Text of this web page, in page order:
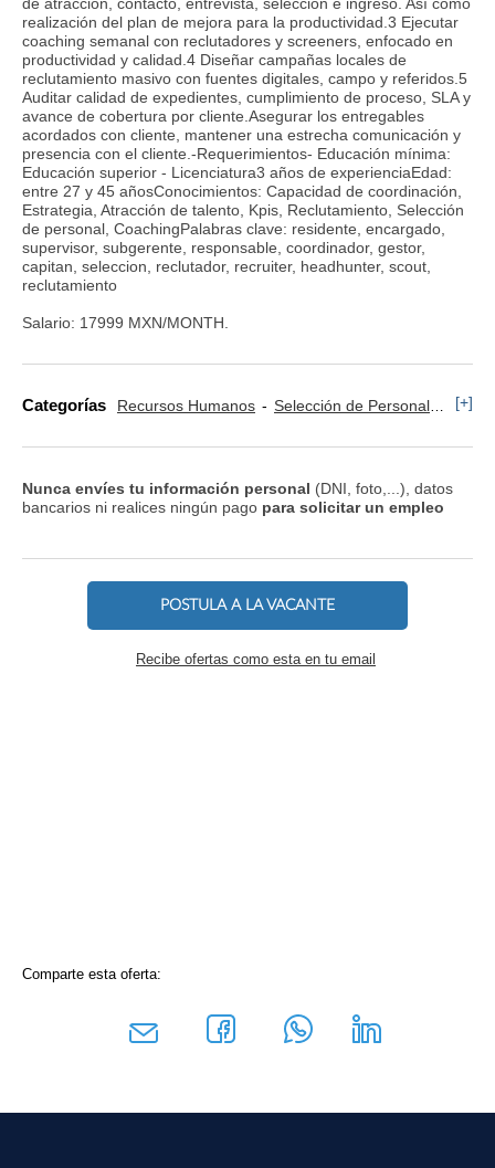
realización del plan de mejora para la productividad.3 Ejecutar
coaching semanal con reclutadores y screeners, enfocado en
productividad y calidad.4 Diseñar campañas locales de
reclutamiento masivo con fuentes digitales, campo y referidos.5
Auditar calidad de expedientes, cumplimiento de proceso, SLA y
avance de cobertura por cliente.Asegurar los entregables
acordados con cliente, mantener una estrecha comunicación y
presencia con el cliente.-Requerimientos- Educación mínima:
Educación superior - Licenciatura3 años de experienciaEdad:
entre 27 y 45 añosConocimientos: Capacidad de coordinación,
Estrategia, Atracción de talento, Kpis, Reclutamiento, Selección
de personal, CoachingPalabras clave: residente, encargado,
supervisor, subgerente, responsable, coordinador, gestor,
capitan, seleccion, reclutador, recruiter, headhunter, scout,
reclutamiento
Salario: 17999 MXN/MONTH.
Categorías Recursos Humanos Selección de Personal [+]
Nunca envíes tu información personal (DNI, foto,...), datos
bancarios ni realices ningún pago para solicitar un empleo
POSTULA A LA VACANTE
Recibe ofertas como esta en tu email
Comparte esta oferta: